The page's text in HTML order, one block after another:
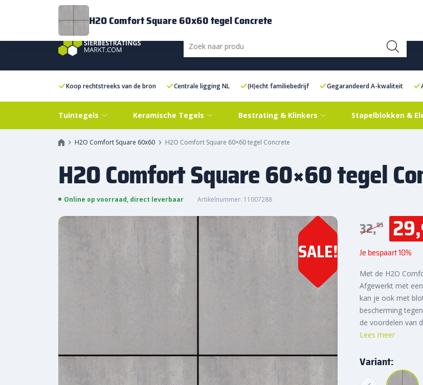
Koop rechtstreeks van de bron Centrale ligging NL (H)echt familiebedrijf Gegarandeerd A-kwaliteit
Tuintegels Keramische Tegels Bestrating & Klinkers Stapelblokken &
H2O Comfort Square 60x60 H2O Comfort Square 60×60 tegel Concrete
H2O Comfort Square 60×60 tegel
Online op voorraad, direct leverbaar Artikelnummer: 11007288
SALE!
32,95 29,
Je bespaart 10%
Met de H2O
Afgewerkt met
kan je ook met
bescherming
de voordelen van
Lees meer
Variant:
H2O Comfort Square 60x60 tegel Concrete